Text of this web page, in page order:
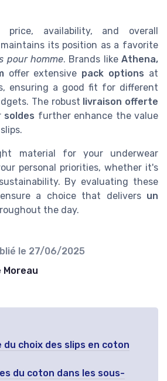
price, availability, and overall
its position as a favorite
pour homme. Brands likeAthena,
offer extensive pack options at
ensuring a good fit for different
The robust livraison offerte
soldes further enhance the value
material for your underwear
personal priorities, whether it's
By evaluating these
a choice that delivers un
the day.
le 27/06/2025
Moreau
du choix des slips en coton
du coton dans les sous-